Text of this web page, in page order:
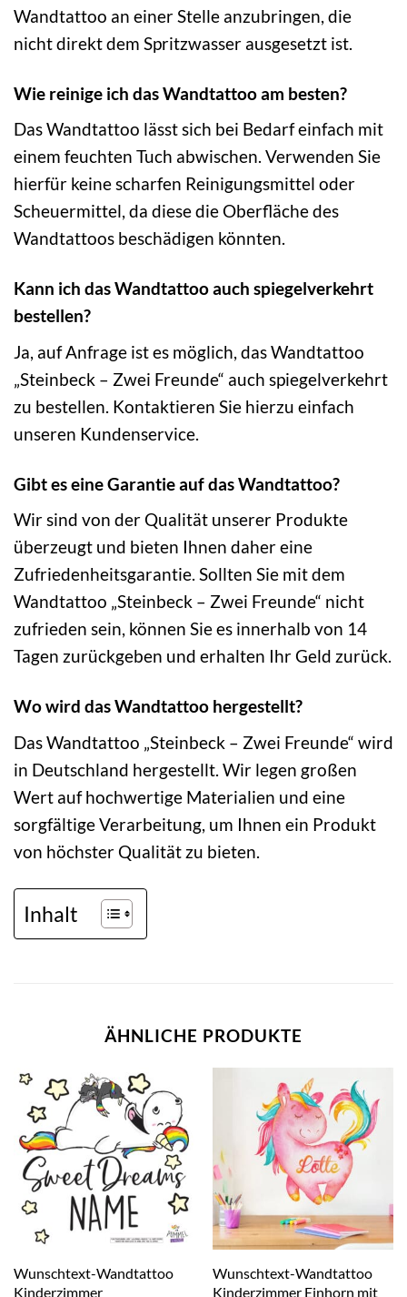
Wandtattoo an einer Stelle anzubringen, die
nicht direkt dem Spritzwasser ausgesetzt ist.
Wie reinige ich das Wandtattoo am besten?
Das Wandtattoo lässt sich bei Bedarf einfach mit
einem feuchten Tuch abwischen. Verwenden Sie
hierfür keine scharfen Reinigungsmittel oder
Scheuermittel, da diese die Oberfläche des
Wandtattoos beschädigen könnten.
Kann ich das Wandtattoo auch spiegelverkehrt
bestellen?
Ja, auf Anfrage ist es möglich, das Wandtattoo
„Steinbeck – Zwei Freunde“ auch spiegelverkehrt
zu bestellen. Kontaktieren Sie hierzu einfach
unseren Kundenservice.
Gibt es eine Garantie auf das Wandtattoo?
Wir sind von der Qualität unserer Produkte
überzeugt und bieten Ihnen daher eine
Zufriedenheitsgarantie. Sollten Sie mit dem
Wandtattoo „Steinbeck – Zwei Freunde“ nicht
zufrieden sein, können Sie es innerhalb von 14
Tagen zurückgeben und erhalten Ihr Geld zurück.
Wo wird das Wandtattoo hergestellt?
Das Wandtattoo „Steinbeck – Zwei Freunde“ wird
in Deutschland hergestellt. Wir legen großen
Wert auf hochwertige Materialien und eine
sorgfältige Verarbeitung, um Ihnen ein Produkt
von höchster Qualität zu bieten.
Inhalt
ÄHNLICHE PRODUKTE
Wunschtext-Wandtattoo
Kinderzimmer
Wunschtext-Wandtattoo
Kinderzimmer Einhorn mit